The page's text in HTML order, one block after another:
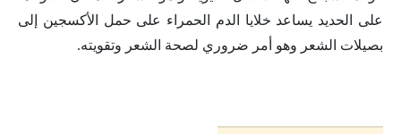
على الحديد يساعد خلايا الدم الحمراء على حمل الأكسجين إلى
بصيلات الشعر وهو أمر ضروري لصحة الشعر وتقويته.